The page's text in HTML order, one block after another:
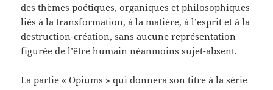
des thèmes poétiques, organiques et philosophiques
liés à la transformation, à la matière, à l’esprit et à la
destruction-création, sans aucune représentation
figurée de l’être humain néanmoins sujet-absent.
La partie « Opiums » qui donnera son titre à la série